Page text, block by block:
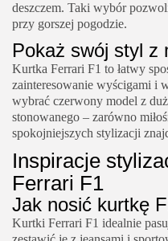
deszczem. Taki wybór
przy gorszej pogodzie.
Pokaż swój styl z
Kurtka Ferrari F1 to łatwy
zainteresowanie wyścigami i
wybrać czerwony model z
stonowanego – zarówno
spokojniejszych stylizacji
Inspiracje
Ferrari F1
Jak nosić kurtkę
Kurtki Ferrari F1 idealnie